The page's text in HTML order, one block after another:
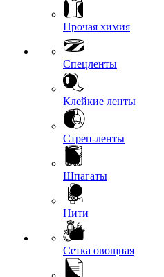
Прочая химия
Спецленты
Клейкие ленты
Стреп-ленты
Шпагаты
Нити
Сетка овощная